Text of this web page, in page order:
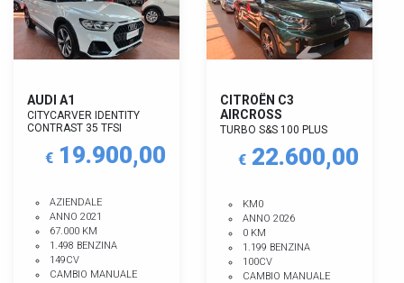
AUDI A1
CITYCARVER IDENTITY
CONTRAST 35 TFSI
€19.900,00
AZIENDALE
ANNO 2021
67.000 KM
1.498 BENZINA
149CV
CAMBIO MANUALE
CITROËN C3
AIRCROSS
TURBO S&S 100 PLUS
€22.600,00
KM0
ANNO 2026
0 KM
1.199 BENZINA
100CV
CAMBIO MANUALE